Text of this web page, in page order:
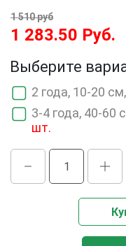
1 510 руб
1 283.50 Руб.
Выберите
2 года, 10-20
3-4 года, 40-60
шт.